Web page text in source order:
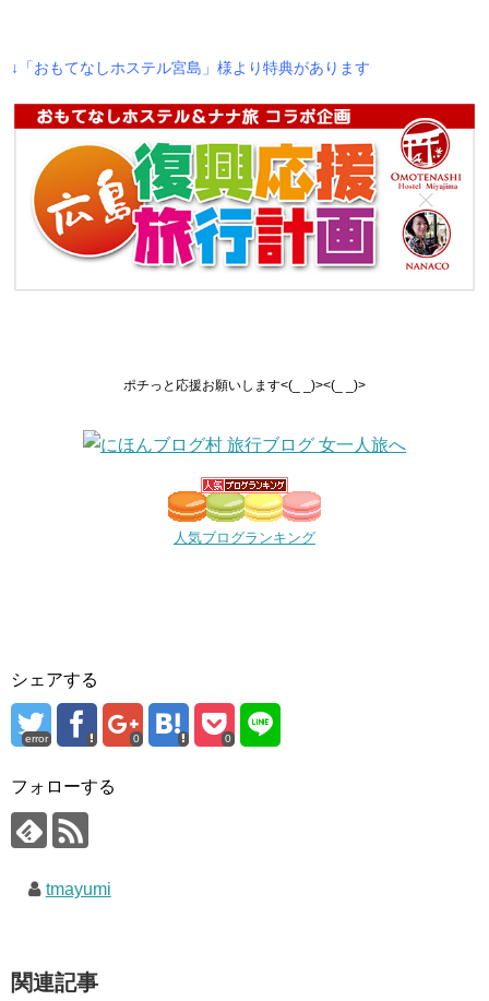
↓「おもてなしホステル宮島」様より特典があります
ポチっと応援お願いします<(_ _)><(_ _)>
人気ブログランキング
シェアする
error 0 0
フォローする
tmayumi
関連記事